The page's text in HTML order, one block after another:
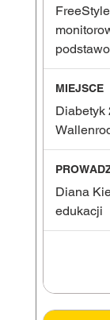
Diabetyk
Diana
edukacji